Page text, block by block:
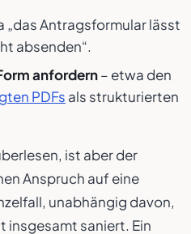
„das Antragsformular lässt
absenden“.
anfordern– etwa den
PDFs als strukturierten
ist aber der
Anspruch auf eine
unabhängig davon,
insgesamt saniert. Ein